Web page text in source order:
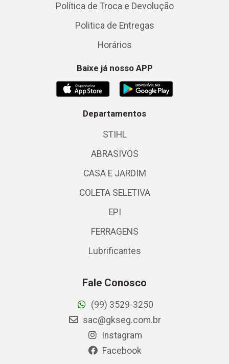
Política de Troca e Devolução
Politica de Entregas
Horários
Baixe já nosso APP
Departamentos
STIHL
ABRASIVOS
CASA E JARDIM
COLETA SELETIVA
EPI
FERRAGENS
Lubrificantes
Fale Conosco
(99) 3529-3250
sac@gkseg.com.br
Instagram
Facebook